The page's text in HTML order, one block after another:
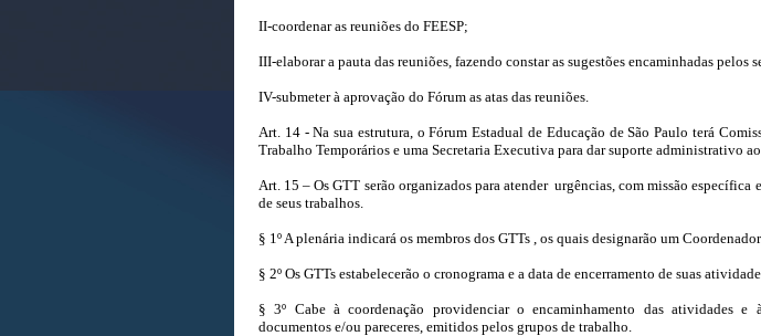
II-coordenar as reuniões do FEESP;
III-elaborar a pauta das reuniões, fazendo constar as sugestões encaminhadas pelos
IV-submeter à aprovação do Fórum as atas das reuniões.
Art. 14 - Na sua estrutura, o Fórum Estadual de Educação de São Paulo terá
Trabalho Temporários e uma Secretaria Executiva para dar suporte administrativo
Art. 15 – Os GTT serão organizados para atender urgências, com missão
de seus trabalhos.
§ 1º A plenária indicará os membros dos GTTs , os quais designarão um
§ 2º Os GTTs estabelecerão o cronograma e a data de encerramento de suas
§ 3º Cabe à coordenação providenciar o encaminhamento das atividades e
documentos e/ou pareceres, emitidos pelos grupos de trabalho.